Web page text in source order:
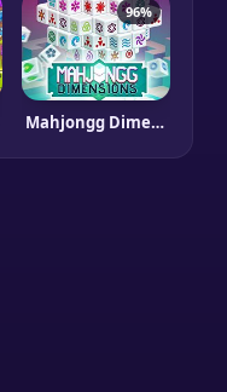
96%
Mahjongg Dimensions